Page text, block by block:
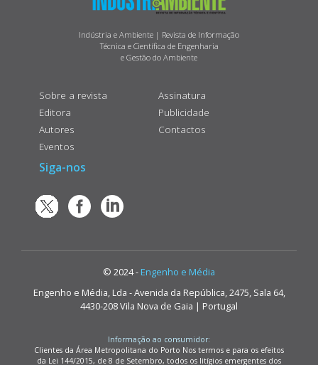
Indústria e Ambiente | Revista de Informação
Técnica e Científica de Engenharia
e Gestão do Ambiente
Sobre a revista
Editora
Autores
Eventos
Assinatura
Publicidade
Contactos
Siga-nos
© 2024 - Engenho e Média
Engenho e Média, Lda - Avenida da República, 2475, Sala 64,
4430-208 Vila Nova de Gaia | Portugal
Informação ao consumidor:
Clientes da Área Metropolitana do Porto Nos termos e para os efeitos
da Lei 144/2015, de 8 de Setembro, todos os litígios emergentes dos